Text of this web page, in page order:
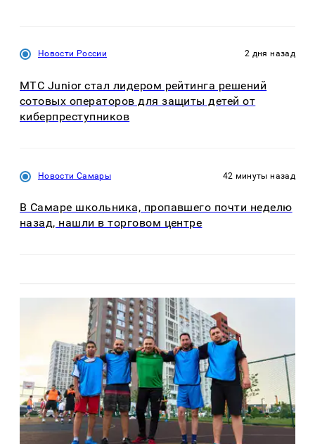
Новости России 2 дня назад
МТС Junior стал лидером рейтинга решений
сотовых операторов для защиты детей от
киберпреступников
Новости Самары 42 минуты назад
В Самаре школьника, пропавшего почти неделю
назад, нашли в торговом центре